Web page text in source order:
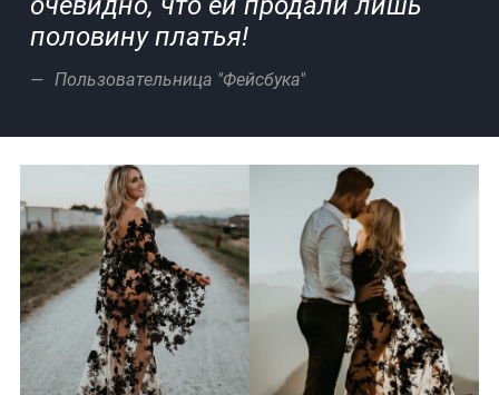
половину платья!
Пользовательница "Фейсбука"